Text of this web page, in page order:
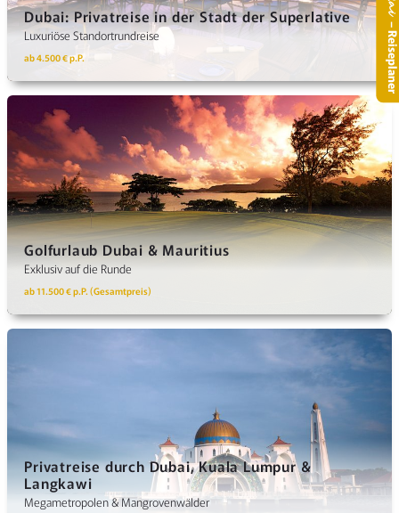
–
Dubai: Privatreise in der Stadt der Superlative
Luxuriöse Standortrundreise
ab 4.500 € p.P.
Golfurlaub Dubai & Mauritius
Exklusiv auf die Runde
ab 11.500 € p.P. (Gesamtpreis)
Privatreise durch Dubai, Kuala Lumpur &
Langkawi
Megametropolen & Mangrovenwälder